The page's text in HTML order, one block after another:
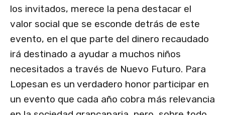
los invitados, merece la pena destacar el
valor social que se esconde detrás de este
evento, en el que parte del dinero recaudado
irá destinado a ayudar a muchos niños
necesitados a través de Nuevo Futuro. Para
Lopesan es un verdadero honor participar en
un evento que cada año cobra más relevancia